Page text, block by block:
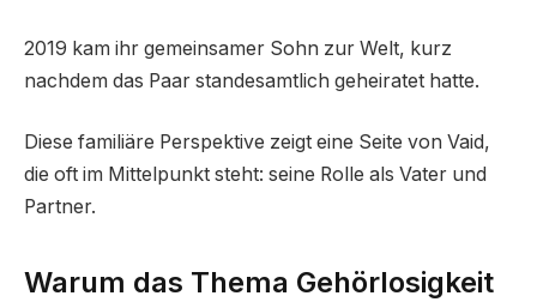
2019 kam ihr gemeinsamer Sohn zur Welt, kurz
nachdem das Paar standesamtlich geheiratet hatte.
Diese familiäre Perspektive zeigt eine Seite von Vaid,
die oft im Mittelpunkt steht: seine Rolle als Vater und
Partner.
Warum das Thema Gehörlosigkeit